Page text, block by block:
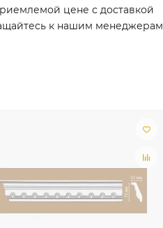
цене с доставкой
к нашим менеджерам